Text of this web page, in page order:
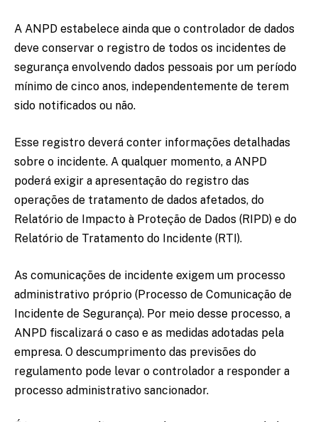
A ANPD estabelece ainda que o controlador de dados
deve conservar o registro de todos os incidentes de
segurança envolvendo dados pessoais por um período
mínimo de cinco anos, independentemente de terem
sido notificados ou não.
Esse registro deverá conter informações detalhadas
sobre o incidente. A qualquer momento, a ANPD
poderá exigir a apresentação do registro das
operações de tratamento de dados afetados, do
Relatório de Impacto à Proteção de Dados (RIPD) e do
Relatório de Tratamento do Incidente (RTI).
As comunicações de incidente exigem um processo
administrativo próprio (Processo de Comunicação de
Incidente de Segurança). Por meio desse processo, a
ANPD fiscalizará o caso e as medidas adotadas pela
empresa. O descumprimento das previsões do
regulamento pode levar o controlador a responder a
processo administrativo sancionador.